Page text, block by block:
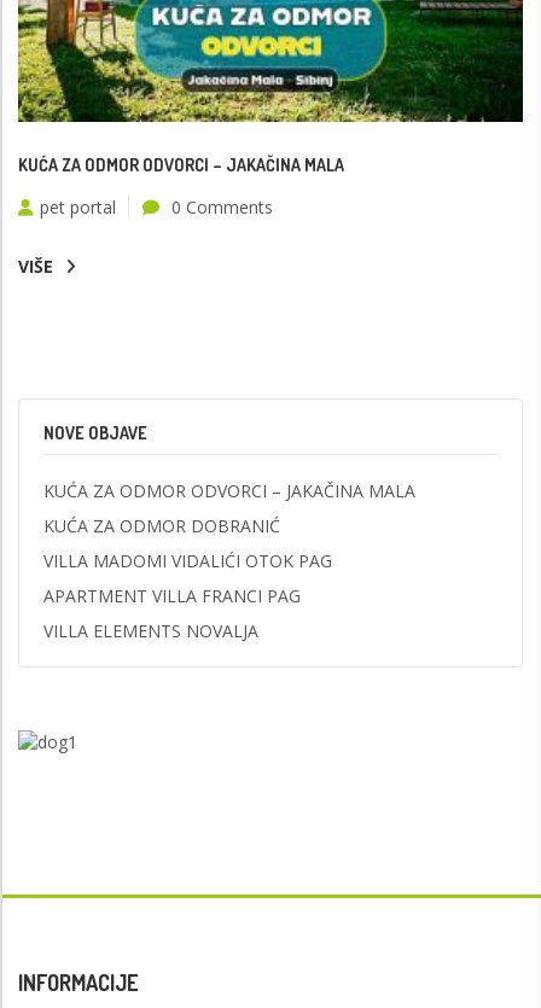
KUĆA ZA ODMOR ODVORCI – JAKAČINA MALA
pet portal 0 Comments
VIŠE
NOVE OBJAVE
KUĆA ZA ODMOR ODVORCI – JAKAČINA MALA
KUĆA ZA ODMOR DOBRANIĆ
VILLA MADOMI VIDALIĆI OTOK PAG
APARTMENT VILLA FRANCI PAG
VILLA ELEMENTS NOVALJA
INFORMACIJE